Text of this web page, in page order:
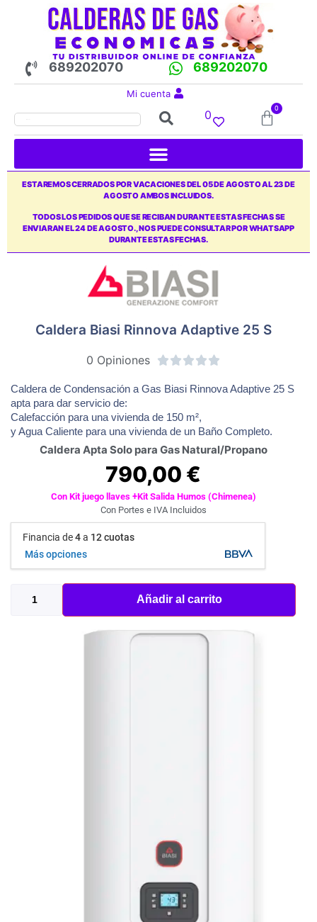
689202070 689202070
Mi cuenta
0 0
ESTAREMOS CERRADOS POR VACACIONES DEL 05 DE AGOSTO AL 23 DE
AGOSTO AMBOS INCLUIDOS.
TODOS LOS PEDIDOS QUE SE RECIBAN DURANTE ESTAS FECHAS SE
ENVIARAN EL 24 DE AGOSTO., NOS PUEDE CONSULTAR POR WHATSAPP
DURANTE ESTAS FECHAS.
Caldera Biasi Rinnova Adaptive 25 S
0 Opiniones 
Caldera de Condensación a Gas Biasi Rinnova Adaptive 25 S
apta para dar servicio de:
Calefacción para una vivienda de 150 m²,
y Agua Caliente para una vivienda de un Baño Completo.
Caldera Apta Solo para Gas Natural/Propano
790,00 €
Con Kit juego llaves +Kit Salida Humos (Chimenea)
Con Portes e IVA Incluidos
Financia de4a 12 cuotas
Más opciones
Añadir al carrito